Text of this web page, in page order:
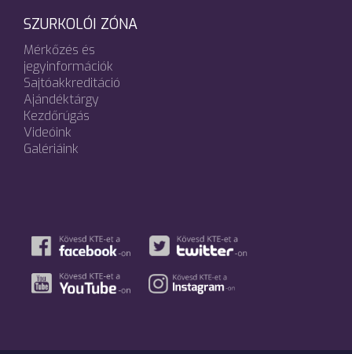
SZURKOLÓI ZÓNA
Mérkőzés és
jegyinformációk
Sajtóakkreditáció
Ajándéktárgy
Kezdőrúgás
Videóink
Galériáink